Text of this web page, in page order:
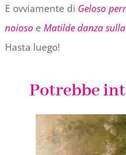
E ovviamente di Geloso
noioso e Matilde danza
Hasta luego!
Potrebbe